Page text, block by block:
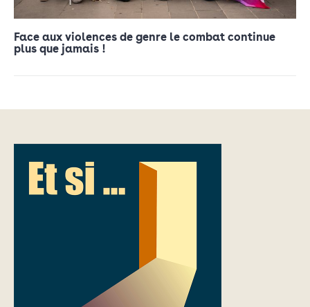
Face aux violences de genre le combat continue
plus que jamais !